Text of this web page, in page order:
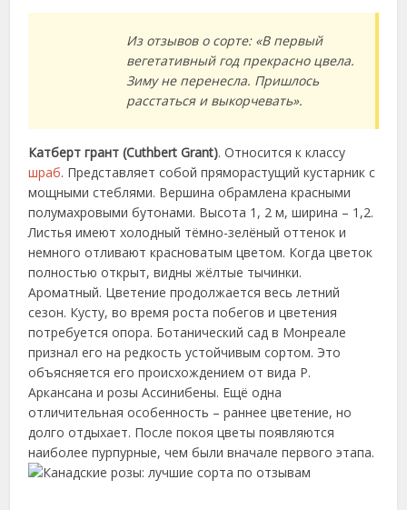
Из отзывов о сорте: «В первый
вегетативный год прекрасно цвела.
Зиму не перенесла. Пришлось
расстаться и выкорчевать».
Катберт грант (Cuthbert Grant). Относится к классу
шраб. Представляет собой пряморастущий кустарник с
мощными стеблями. Вершина обрамлена красными
полумахровыми бутонами. Высота 1, 2 м, ширина – 1,2.
Листья имеют холодный тёмно-зелёный оттенок и
немного отливают красноватым цветом. Когда цветок
полностью открыт, видны жёлтые тычинки.
Ароматный. Цветение продолжается весь летний
сезон. Кусту, во время роста побегов и цветения
потребуется опора. Ботанический сад в Монреале
признал его на редкость устойчивым сортом. Это
объясняется его происхождением от вида Р.
Аркансана и розы Ассинибены. Ещё одна
отличительная особенность – раннее цветение, но
долго отдыхает. После покоя цветы появляются
наиболее пурпурные, чем были вначале первого этапа.